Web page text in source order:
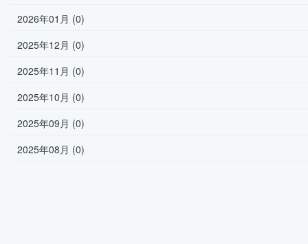
2026年01月 (0)
2025年12月 (0)
2025年11月 (0)
2025年10月 (0)
2025年09月 (0)
2025年08月 (0)